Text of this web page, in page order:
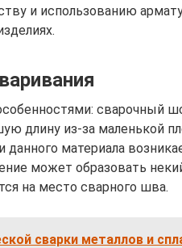
и использованию
сварочный
длину из-за маленькой
данного материала
может образовать
на место сварного шва.
сварки металлов и